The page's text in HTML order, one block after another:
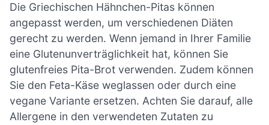
Die Griechischen Hähnchen-Pitas können
angepasst werden, um verschiedenen Diäten
gerecht zu werden. Wenn jemand in Ihrer Familie
eine Glutenunverträglichkeit hat, können Sie
glutenfreies Pita-Brot verwenden. Zudem können
Sie den Feta-Käse weglassen oder durch eine
vegane Variante ersetzen. Achten Sie darauf, alle
Allergene in den verwendeten Zutaten zu